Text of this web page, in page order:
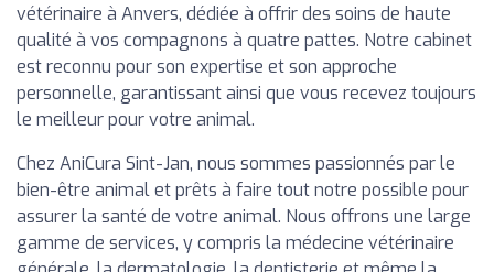
vétérinaire à Anvers, dédiée à offrir des soins de haute
qualité à vos compagnons à quatre pattes. Notre cabinet
est reconnu pour son expertise et son approche
personnelle, garantissant ainsi que vous recevez toujours
le meilleur pour votre animal.
Chez AniCura Sint-Jan, nous sommes passionnés par le
bien-être animal et prêts à faire tout notre possible pour
assurer la santé de votre animal. Nous offrons une large
gamme de services, y compris la médecine vétérinaire